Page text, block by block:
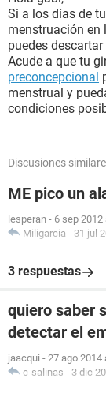
Si a los días de
menstruación en
puedes
Acude a que tu
preconcepcional
menstrual y
condiciones
Discusiones
ME pico un
lesperan - 6 sep 2012
Miligarcia - 31 jul
3 respuestas
quiero saber
detectar el
jaacqui - 27 ago 2014
c-salinas - 3 dic